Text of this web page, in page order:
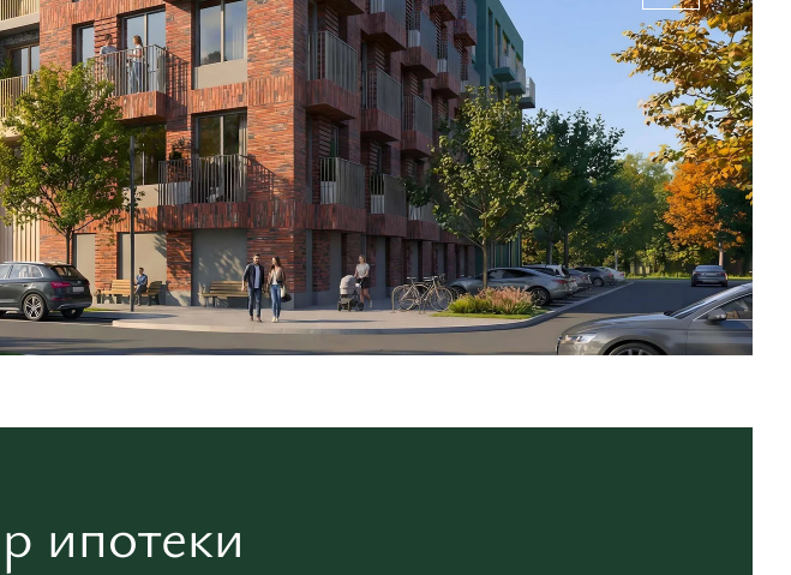
ипотеки